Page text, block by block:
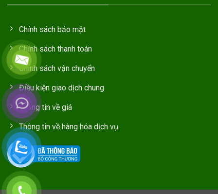
Chính sách bảo mật
Chính sách thanh toán
Chính sách vận chuyển
Điều kiện giao dịch chung
Thông tin về giá
Thông tin về hàng hóa dịch vụ